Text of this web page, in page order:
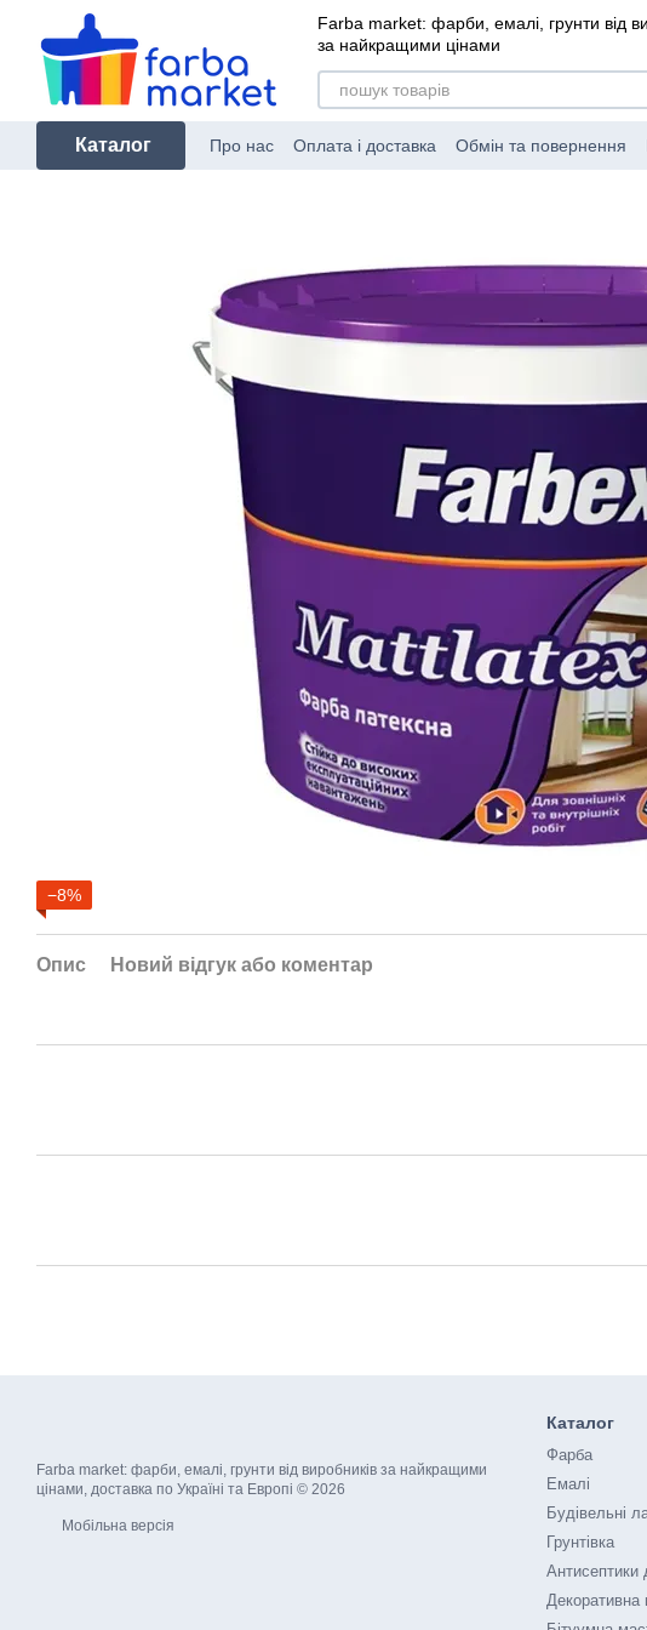
Перейти до основного контенту
Farba market: фарби, емалі, грунти від
за найкращими цінами
Каталог Про нас Оплата і доставка Обмін та повернення
−8%
Опис Новий відгук або коментар
Farba market: фарби, емалі, грунти від виробників за найкращими
цінами, доставка по Україні та Европі © 2026
Мобільна версія
Каталог
Фарба
Емалі
Будівельні
Грунтівка
Антисептики
Декоративна